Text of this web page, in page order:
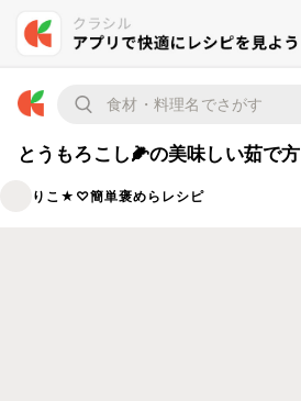
とうもろこし🌽の美味しい茹で方
りこ★♡簡単褒めらレシピ